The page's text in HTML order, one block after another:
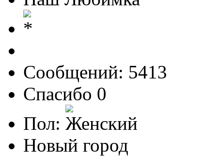
Сообщений: 5413
Спасибо 0
Пол:
Новый город